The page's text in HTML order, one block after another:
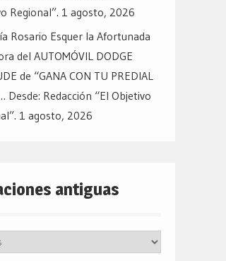
Regional”. 1 agosto, 2026
Rosario Esquer la Afortunada
del AUTOMÓVIL DODGE
de “GANA CON TU PREDIAL
Desde: Redacción “El Objetivo
1 agosto, 2026
antiguas